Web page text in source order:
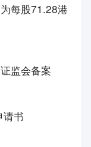
每股71.28港
监会备案
请书